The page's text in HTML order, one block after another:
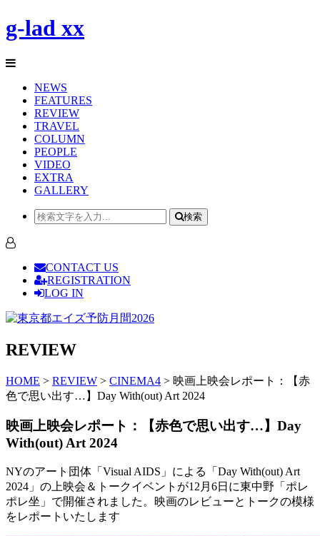
g-lad xx
NEWS
FEATURES
REVIEW
TRAVEL
COLUMN
PEOPLE
VIDEO
EXTRA
GALLERY
検索
CONTACT US
REGISTRATION
LOG IN
REVIEW
HOME > REVIEW > CINEMA4 > 映画上映会レポート：【赤
色で思い出す…】Day With(out) Art 2024
映画上映会レポート：【赤色で思い出す…】Day
With(out) Art 2024
NYのアート団体「Visual AIDS」による「Day With(out) Art
2024」の上映会＆トークイベントが12月6日に東中野「ポレ
ポレ坐」で開催されました。映画のレビューとトークの模様
をレポートいたします